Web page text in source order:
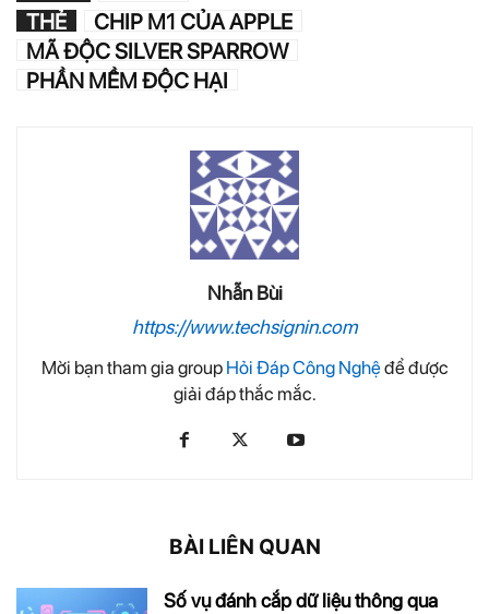
THẺ
CHIP M1 CỦA APPLE
MÃ ĐỘC SILVER SPARROW
PHẦN MỀM ĐỘC HẠI
Nhẫn Bùi
https://www.techsignin.com
Mời bạn tham gia group Hỏi Đáp Công Nghệđể được
giải đáp thắc mắc.
BÀI LIÊN QUAN
Số vụ đánh cắp dữ liệu thông qua